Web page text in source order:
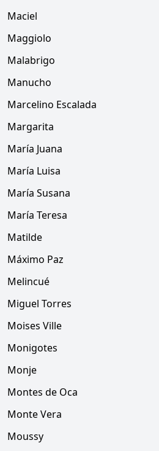
Maciel
Maggiolo
Malabrigo
Manucho
Marcelino Escalada
Margarita
María Juana
María Luisa
María Susana
María Teresa
Matilde
Máximo Paz
Melincué
Miguel Torres
Moises Ville
Monigotes
Monje
Montes de Oca
Monte Vera
Moussy